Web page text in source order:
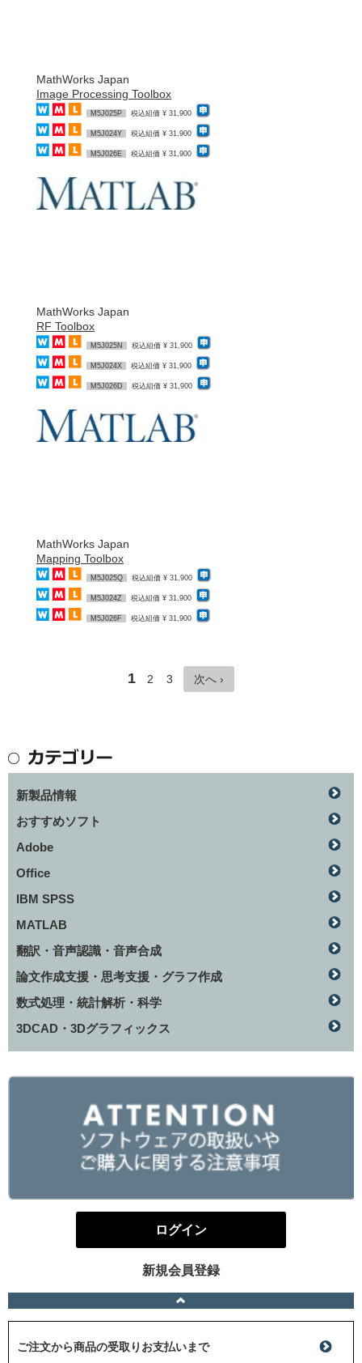
MathWorks Japan
Image Processing Toolbox
M5J025P 税込組価 ¥ 31,900
M5J024Y 税込組価 ¥ 31,900
M5J026E 税込組価 ¥ 31,900
MathWorks Japan
RF Toolbox
M5J025N 税込組価 ¥ 31,900
M5J024X 税込組価 ¥ 31,900
M5J026D 税込組価 ¥ 31,900
MathWorks Japan
Mapping Toolbox
M5J025Q 税込組価 ¥ 31,900
M5J024Z 税込組価 ¥ 31,900
M5J026F 税込組価 ¥ 31,900
1 2 3 次へ ›
新製品情報
おすすめソフト
Adobe
Office
IBM SPSS
MATLAB
翻訳・音声認識・音声合成
論文作成支援・思考支援・グラフ作成
数式処理・統計解析・科学
3DCAD・3Dグラフィックス
ログイン
新規会員登録
ご注文から商品の受取りお支払いまで